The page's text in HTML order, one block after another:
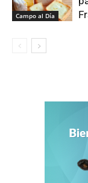
Campo al Día